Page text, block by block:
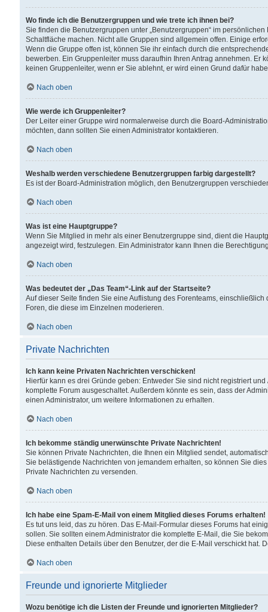
Wo finde ich die Benutzergruppen und wie trete ich ihnen bei?
Sie finden die Benutzergruppen unter „Benutzergruppen“ im
Schaltfläche machen. Nicht alle Gruppen sind allgemein offen. Einige
Wenn die Gruppe offen ist, können Sie ihr einfach durch die
bewerben. Ein Gruppenleiter muss daraufhin Ihren Antrag annehmen.
keinen Gruppenleiter, wenn er Sie ablehnt, er wird einen Grund dafür
Nach oben
Wie werde ich Gruppenleiter?
Der Leiter einer Gruppe wird normalerweise durch die Board-
möchten, dann sollten Sie einen Administrator kontaktieren.
Nach oben
Weshalb werden verschiedene Benutzergruppen farbig dargestellt?
Es ist der Board-Administration möglich, den Benutzergruppen
Nach oben
Was ist eine Hauptgruppe?
Wenn Sie Mitglied in mehr als einer Benutzergruppe sind, dient die
angezeigt wird, festzulegen. Ein Administrator kann Ihnen die
Nach oben
Was bedeutet der „Das Team“-Link auf der Startseite?
Auf dieser Seite finden Sie eine Auflistung des Forenteams,
Foren, die diese im Einzelnen moderieren.
Nach oben
Private Nachrichten
Ich kann keine Privaten Nachrichten verschicken!
Hierfür kann es drei Gründe geben: Entweder Sie sind nicht registriert
komplette Forum ausgeschaltet. Außerdem könnte es sein, dass der
einen Administrator, um weitere Informationen zu erhalten.
Nach oben
Ich bekomme ständig unerwünschte Private Nachrichten!
Sie können Private Nachrichten, die Ihnen ein Mitglied sendet,
Sie belästigende Nachrichten von jemandem erhalten, so können Sie
Private Nachrichten zu versenden.
Nach oben
Ich habe eine Spam-E-Mail von einem Mitglied dieses Forums erhalten!
Es tut uns leid, das zu hören. Das E-Mail-Formular dieses Forums hat
sollen. Sie sollten einem Administrator die komplette E-Mail, die Sie
Diese enthalten Details über den Benutzer, der die E-Mail verschickt hat.
Nach oben
Freunde und ignorierte Mitglieder
Wozu benötige ich die Listen der Freunde und ignorierten Mitglieder?